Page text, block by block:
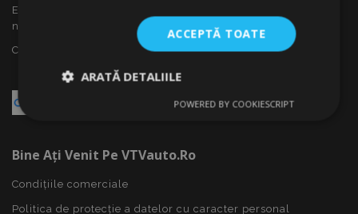
Ești interesat de dropshipping sau vrei să devii partenerul
nostru?
Contactează-ne azi!
Bine Ați Venit Pe VTVauto.ro
Condițiile comerciale
Politica de protecție a datelor cu caracter personal
ACCEPTĂ TOATE
ARATĂ DETALIILE
De
De
De funcţionalitate
POWERED BY COOKIESCRIPT